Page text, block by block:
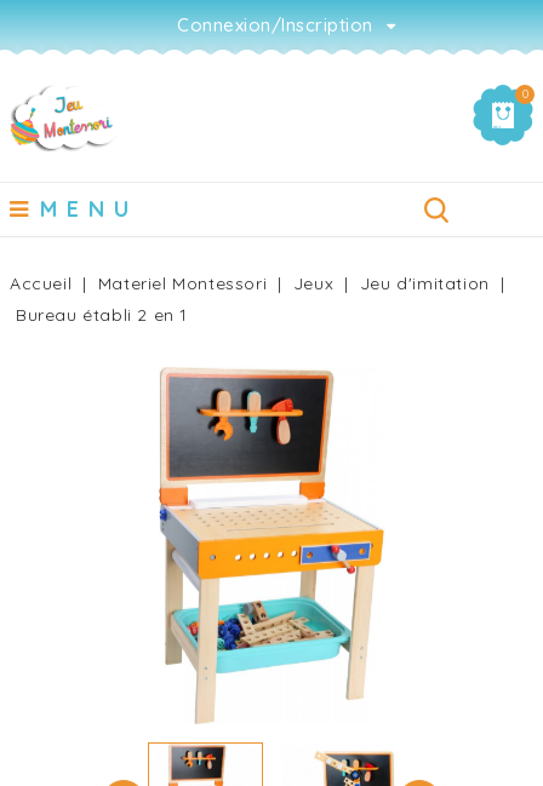
Connexion/Inscription
0
MENU
Accueil Materiel Montessori Jeux
Jeu d'imitation
Bureau établi 2 en 1